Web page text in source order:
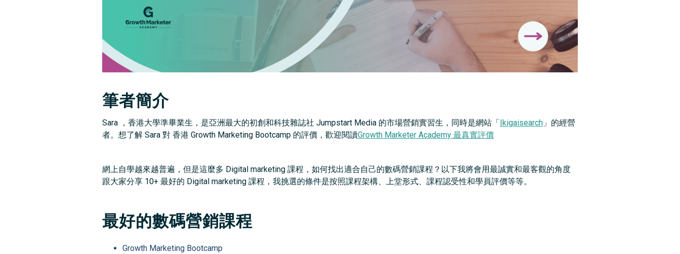
筆者簡介
Sara ，香港大學準畢業生，是亞洲最大的初創和科技雜誌社 Jumpstart Media 的市場營銷實習生，同時是網站「 Ikigaisearch 」的經營
者。想了解 Sara 對 香港 Growth Marketing Bootcamp 的評價，歡迎閱讀Growth Marketer Academy 最真實評價
網上自學越來越普遍，但是這麼多 Digital marketing 課程，如何找出適合自己的數碼營銷課程？以下我將會用最誠實和最客觀的角度
跟大家分享 10+ 最好的 Digital marketing 課程，我挑選的條件是按照課程架構、上堂形式、課程認受性和學員評價等等。
最好的數碼營銷課程
Growth Marketing Bootcamp